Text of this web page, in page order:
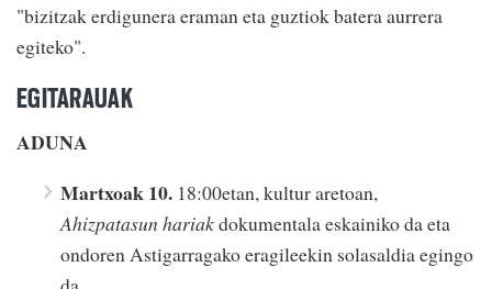
"bizitzak erdigunera eraman eta guztiok batera aurrera
egiteko".
EGITARAUAK
ADUNA
Martxoak 10. 18:00etan, kultur aretoan,
Ahizpatasun hariakdokumentala eskainiko da eta
ondoren Astigarragako eragileekin solasaldia egingo